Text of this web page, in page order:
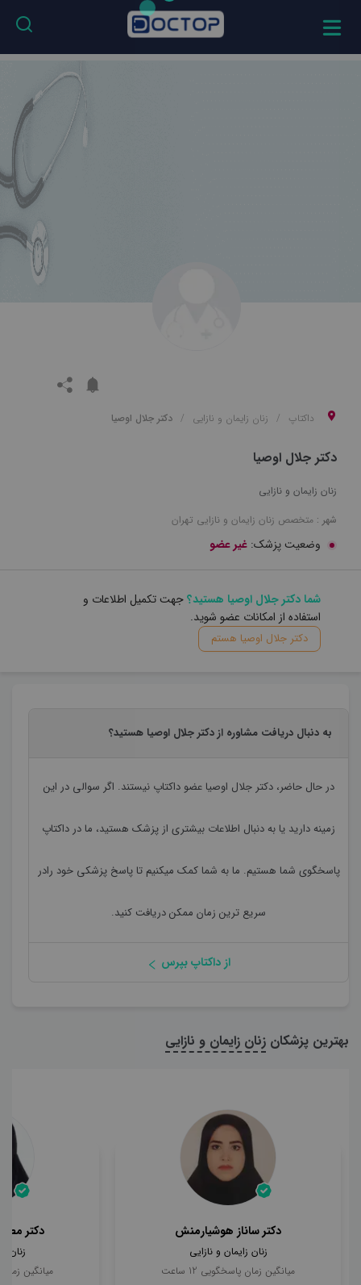
داکتاپ زنان زایمان و نازایی دکتر جلال اوصیا
دکتر جلال اوصیا
زنان زایمان و نازایی
شهر : متخصص زنان زایمان و نازایی تهران
وضعیت پزشک: غیر عضو
شما دکتر جلال اوصیا هستید؟جهت تکمیل اطلاعات و
استفاده از امکانات عضو شوید.
دکتر جلال اوصیا هستم
به دنبال دریافت مشاوره از دکتر جلال اوصیا هستید؟
در حال حاضر،دکتر جلال اوصیا عضو داکتاپ نیستند. اگر سوالی در این
زمینه دارید یا به دنبال اطلاعات بیشتری از پزشک هستید، ما در داکتاپ
پاسخگوی شما هستیم. ما به شما کمک میکنیم تا پاسخ پزشکی خود رادر
سریع ترین زمان ممکن دریافت کنید.
از داکتاپ بپرس
بهترین پزشکان زنان زایمان و نازایی
دکتر ساناز هوشیارمنش
زنان زایمان و نازایی
میانگین زمان پاسخگویی 12 ساعت
دکتر
زنان
میانگین